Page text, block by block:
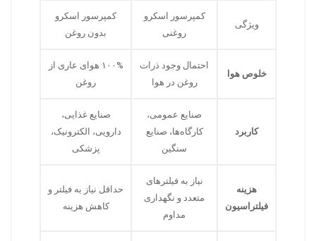
ویژگی
کمپرسور اسکرو
روغنی
کمپرسور اسکرو
بدون روغن
خلوص هوا
احتمال وجود ذرات
روغن در هوا
۱۰۰% هوای عاری از
روغن
کاربرد
صنایع عمومی،
کارگاه‌ها، صنایع
سنگین
صنایع غذایی،
دارویی، الکترونیک،
پزشکی
هزینه‌
فیلتراسیون
نیاز به فیلترهای
متعدد و نگهداری
مداوم
حداقل نیاز به فیلتر و
کاهش هزینه